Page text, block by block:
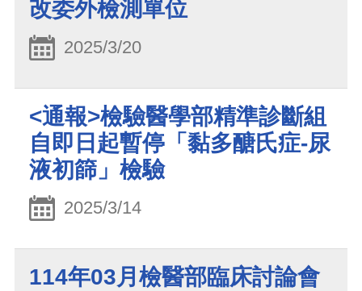
改委外檢測單位
2025/3/20
<通報>檢驗醫學部精準診斷組
自即日起暫停「黏多醣氏症-尿
液初篩」檢驗
2025/3/14
114年03月檢醫部臨床討論會